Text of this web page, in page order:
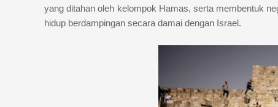
yang ditahan oleh kelompok Hamas, serta membentuk
hidup berdampingan secara damai dengan Israel.